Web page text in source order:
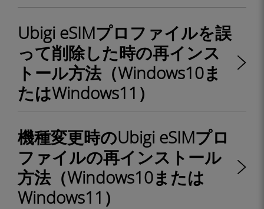
Ubigi eSIMプロファイルを誤
って削除した時の再インス
トール方法（Windows10ま
たはWindows11）
機種変更時のUbigi eSIMプロ
ファイルの再インストール
方法（Windows10または
Windows11）